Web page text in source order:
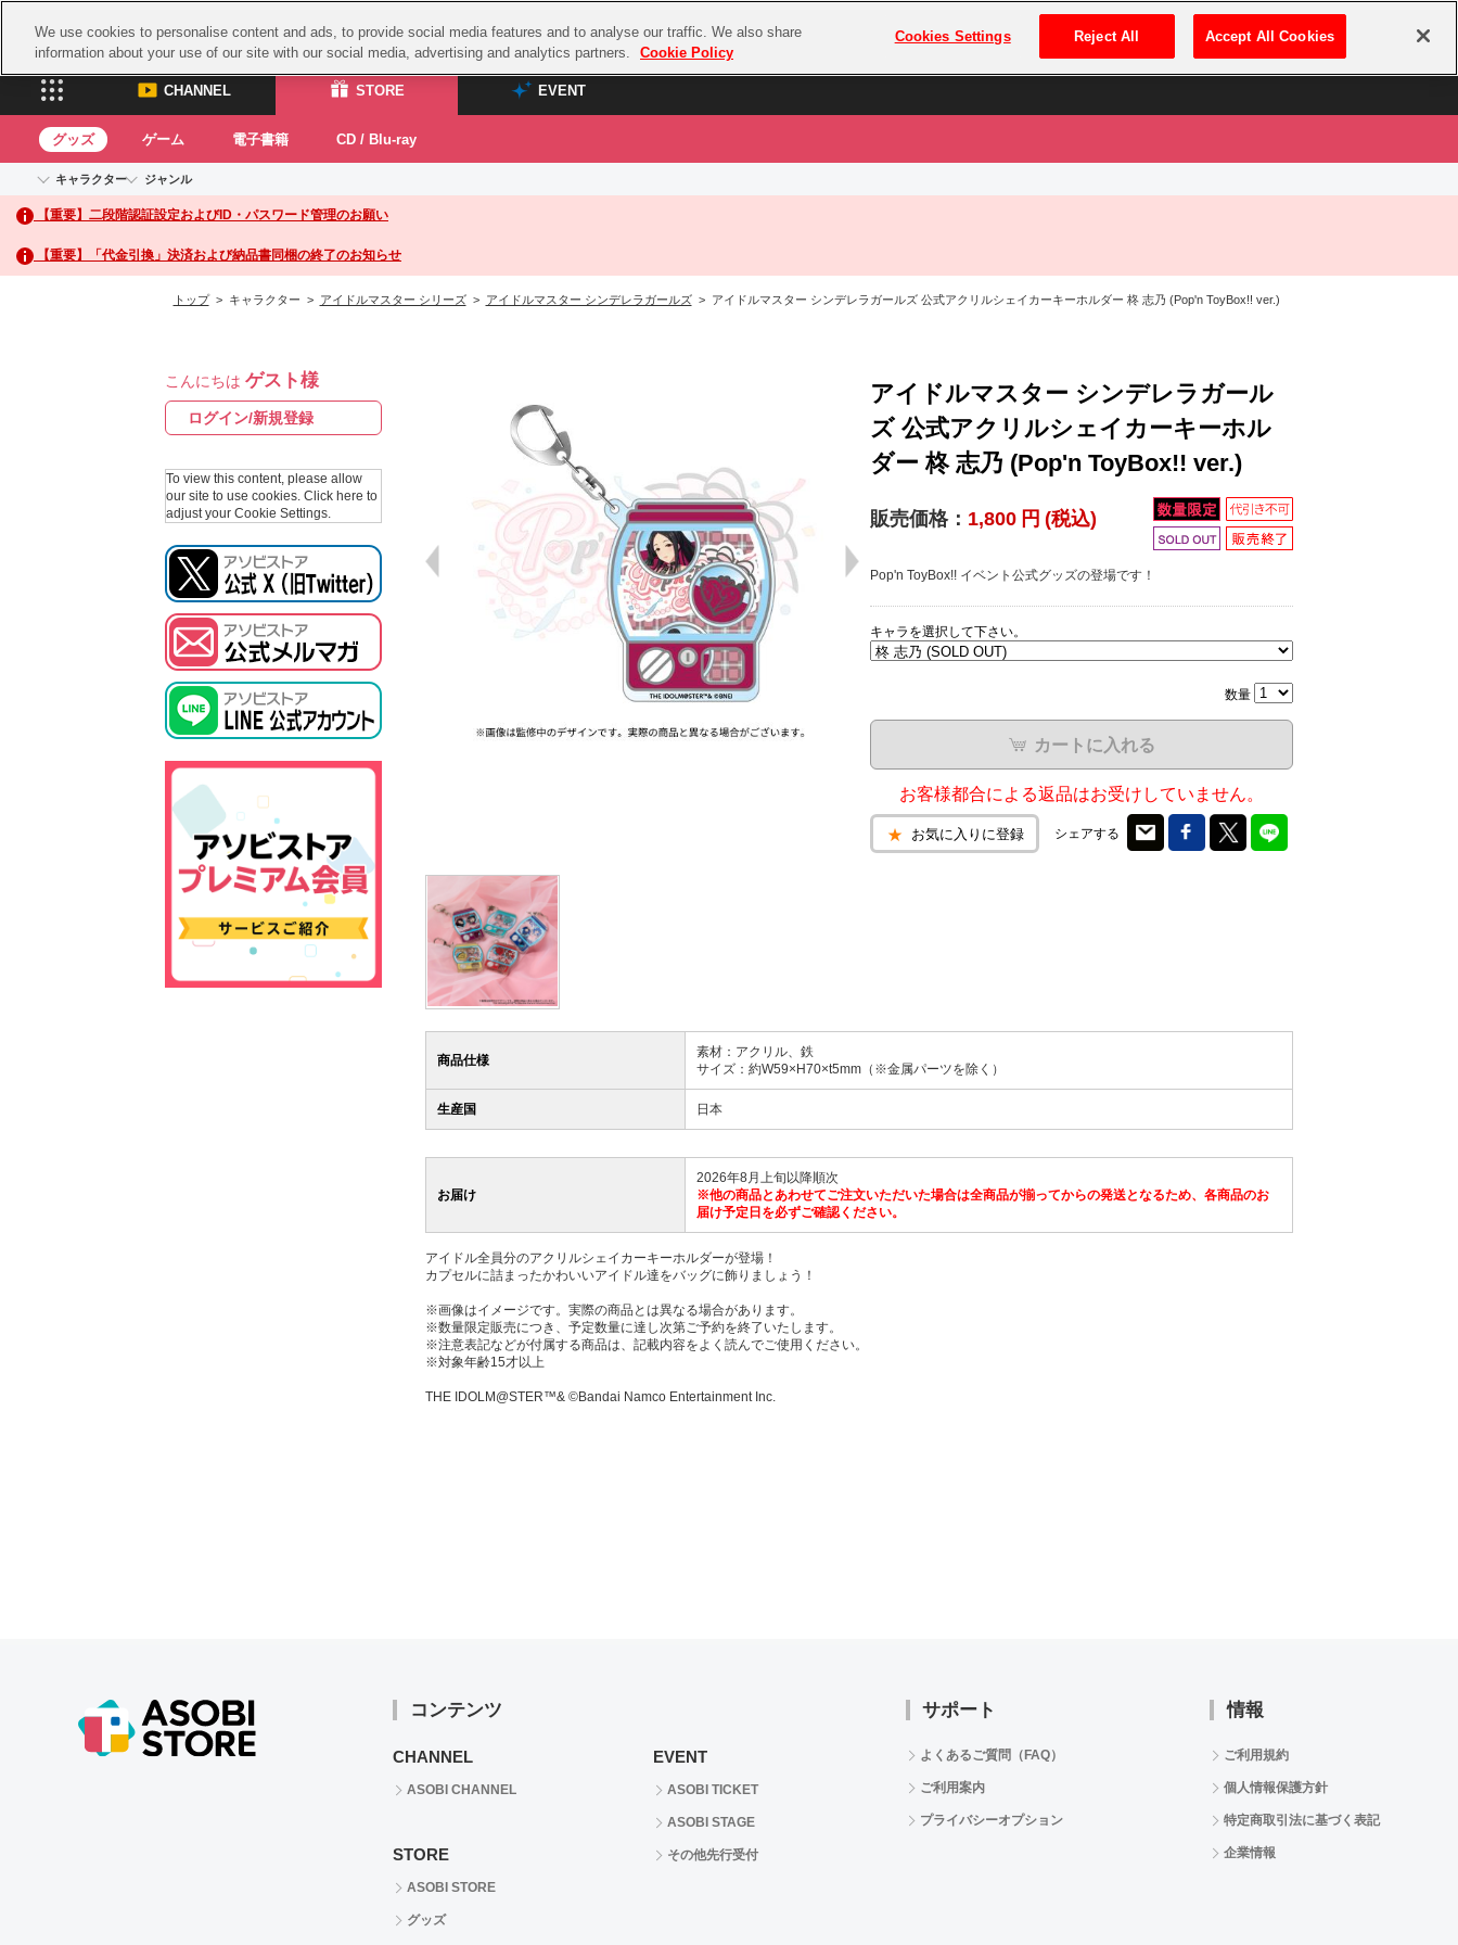
プレミアム会員とは ログイン・新規登録
CHANNEL STORE EVENT
CHANNEL
ASOBI CHANNEL TOP
STORE
ASOBI STORE TOP
グッズ
EVENT
ASOBI STAGE
グッズ ゲーム 電子書籍 CD / Blu-ray
キャラクター
アイドルマスターシリーズ
アイドルマスター
アイドルマスター シンデレラガールズ
アイドルマスター ミリオンライブ！
プロジェクトアイマス ヴイアライヴ
テイルズ オブ シリーズ
ガンダムシリーズ
ドラゴンボール
ラブライブ！サンシャイン‼
ラブライブ！虹ヶ咲学園スクールアイドル同好会
ジャンル
イベントグッズ
トイ・ホビー
【重要】二段階認証設定およびID・パスワード管理のお願い
【重要】「代金引換」決済および納品書同梱の終了のお知らせ
トップ> キャラクター > アイドルマスター シリーズ> アイドルマスター シンデレラガールズ> アイドルマスター シンデレラガールズ 公式アクリルシェイカーキーホルダー 柊 志乃 (Pop'n ToyBox!! ver.)
こんにちは ゲスト様
ログイン/新規登録
To view this content, please allow
our site to use cookies. Click here to
adjust your Cookie Settings.
アイドルマスター シンデレラガール
ズ 公式アクリルシェイカーキーホル
ダー 柊 志乃 (Pop'n ToyBox!! ver.)
販売価格： 1,800 円 (税込)
Pop'n ToyBox!! イベント公式グッズの登場です！
キャラを選択して下さい。
数量
カートに入れる
お客様都合による返品はお受けしていません。
お気に入りに登録 シェアする
商品仕様
素材：アクリル、鉄
サイズ：約W59×H70×t5mm（※金属パーツを除く）
生産国 日本
お届け
2026年8月上旬以降順次
※他の商品とあわせてご注文いただいた場合は全商品が揃ってからの発送となるため、各商品のお
届け予定日を必ずご確認ください。
アイドル全員分のアクリルシェイカーキーホルダーが登場！
カプセルに詰まったかわいいアイドル達をバッグに飾りましょう！
※画像はイメージです。実際の商品とは異なる場合があります。
※数量限定販売につき、予定数量に達し次第ご予約を終了いたします。
※注意表記などが付属する商品は、記載内容をよく読んでご使用ください。
※対象年齢15才以上
THE IDOLM@STER™& ©Bandai Namco Entertainment Inc.
コンテンツ
CHANNEL
ASOBI CHANNEL
STORE
ASOBI STORE
グッズ
EVENT
ASOBI TICKET
ASOBI STAGE
その他先行受付
サポート
よくあるご質問（FAQ）
ご利用案内
プライバシーオプション
情報
ご利用規約
個人情報保護方針
特定商取引法に基づく表記
企業情報
We use cookies to personalise content and ads, to provide social media features and to analyse our traffic. We also share
information about your use of our site with our social media, advertising and analytics partners.
Cookie Policy
Cookies Settings Reject All Accept All Cookies